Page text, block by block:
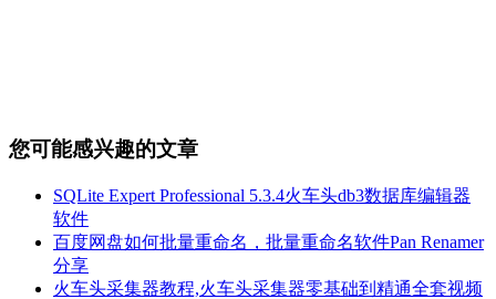
您可能感兴趣的文章
SQLite Expert Professional 5.3.4火车头db3数据库编辑器
软件
百度网盘如何批量重命名，批量重命名软件Pan Renamer
分享
火车头采集器教程,火车头采集器零基础到精通全套视频